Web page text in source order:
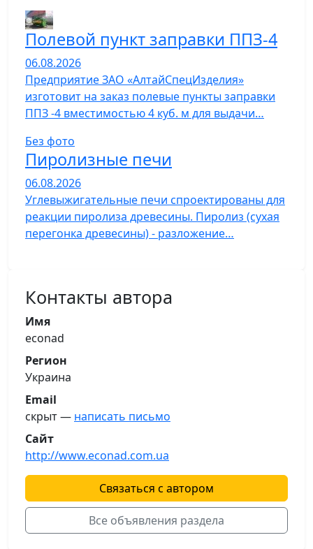
Полевой пункт заправки ППЗ-4
06.08.2026
Предприятие ЗАО «АлтайСпецИзделия»
изготовит на заказ полевые пункты заправки
ППЗ -4 вместимостью 4 куб. м для выдачи…
Без фото
Пиролизные печи
06.08.2026
Углевыжигательные печи спроектированы для
реакции пиролиза древесины. Пиролиз (сухая
перегонка древесины) - разложение…
Контакты автора
Имя
econad
Регион
Украина
Email
скрыт — написать письмо
Сайт
http://www.econad.com.ua
Связаться с автором
Все объявления раздела